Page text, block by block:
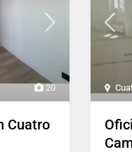
20
Cuatro